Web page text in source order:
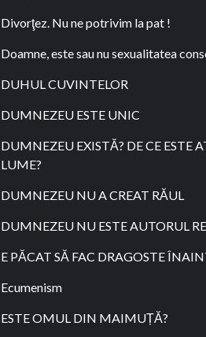
Divorţez. Nu ne potrivim la pat !
Doamne, este sau nu sexualitatea
DUHUL CUVINTELOR
DUMNEZEU ESTE UNIC
DUMNEZEU EXISTĂ? DE CE ESTE
LUME?
DUMNEZEU NU A CREAT RĂUL
DUMNEZEU NU ESTE AUTORUL
E PĂCAT SĂ FAC DRAGOSTE
Ecumenism
ESTE OMUL DIN MAIMUȚĂ?